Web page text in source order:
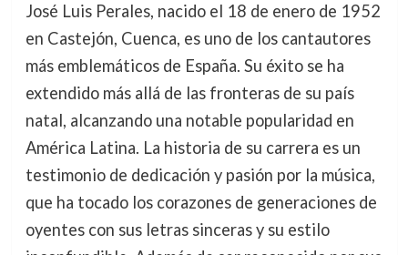
José Luis Perales, nacido el 18 de enero de 1952
en Castejón, Cuenca, es uno de los cantautores
más emblemáticos de España. Su éxito se ha
extendido más allá de las fronteras de su país
natal, alcanzando una notable popularidad en
América Latina. La historia de su carrera es un
testimonio de dedicación y pasión por la música,
que ha tocado los corazones de generaciones de
oyentes con sus letras sinceras y su estilo